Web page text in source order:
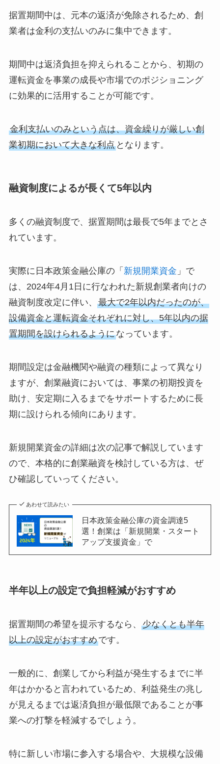
据置期間中は、元本の返済が免除されるため、創
業者は金利の支払いのみに集中できます。
期間中は返済負担を抑えられることから、初期の
運転資金を事業の成長や市場でのポジショニング
に効果的に活用することが可能です。
金利支払いのみという点は、資金繰りが厳しい創
業初期において大きな利点となります。
融資制度によるが長くて5年以内
多くの融資制度で、据置期間は最長で5年までとさ
れています。
実際に日本政策金融公庫の「 新規開業資金 」で
は、2024年4月1日に行なわれた新規創業者向けの
融資制度改定に伴い、 最大で2年以内だったのが、
設備資金と運転資金それぞれに対し、5年以内の据
置期間を設けられるようになっています。
期間設定は金融機関や融資の種類によって異なり
ますが、創業融資においては、事業の初期投資を
助け、安定期に入るまでをサポートするために長
期に設けられる傾向にあります。
新規開業資金の詳細は次の記事で解説しています
ので、本格的に創業融資を検討している方は、ぜ
ひ確認していってください。
あわせて読みたい
日本政策金融公庫の資金調達5
選！創業は「新規開業・スタート
アップ支援資金」で
半年以上の設定で負担軽減がおすすめ
据置期間の希望を提示するなら、 少なくとも半年
以上の設定がおすすめです。
一般的に、創業してから利益が発生するまでに半
年はかかると言われているため、利益発生の兆し
が見えるまでは返済負担が最低限であることが事
業への打撃を軽減するでしょう。
特に新しい市場に参入する場合や、大規模な設備